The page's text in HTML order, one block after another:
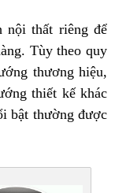
nội thất riêng để
Tùy theo quy
thương hiệu,
thiết kế khác
bật thường được